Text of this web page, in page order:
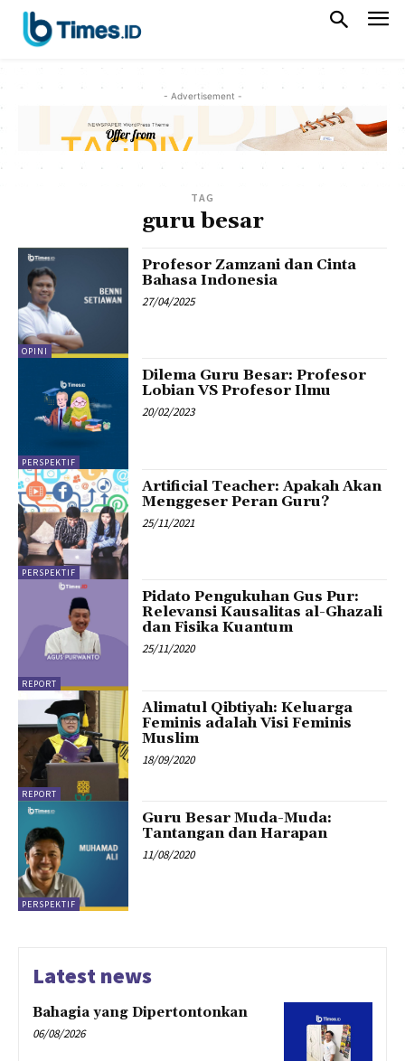
- Advertisement -
TAG
guru besar
OPINI
Profesor Zamzani dan Cinta
Bahasa Indonesia
27/04/2025
PERSPEKTIF
Dilema Guru Besar: Profesor
Lobian VS Profesor Ilmu
20/02/2023
PERSPEKTIF
Artificial Teacher: Apakah Akan
Menggeser Peran Guru?
25/11/2021
REPORT
Pidato Pengukuhan Gus Pur:
Relevansi Kausalitas al-Ghazali
dan Fisika Kuantum
25/11/2020
REPORT
Alimatul Qibtiyah: Keluarga
Feminis adalah Visi Feminis
Muslim
18/09/2020
PERSPEKTIF
Guru Besar Muda-Muda:
Tantangan dan Harapan
11/08/2020
Latest news
Bahagia yang Dipertontonkan
06/08/2026